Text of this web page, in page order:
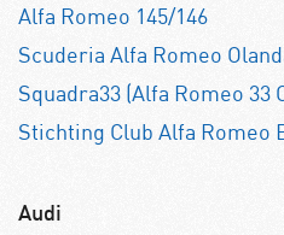
Alfa Romeo 145/146
Scuderia Alfa Romeo
Squadra33 (Alfa Romeo 33
Stichting Club Alfa Romeo
Audi